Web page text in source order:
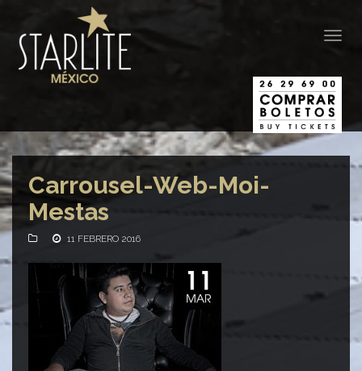
Carrousel-Web-Moi-
Mestas
11 FEBRERO 2016